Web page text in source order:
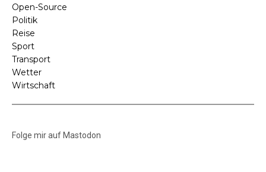
Open-Source
Politik
Reise
Sport
Transport
Wetter
Wirtschaft
Folge mir auf Mastodon